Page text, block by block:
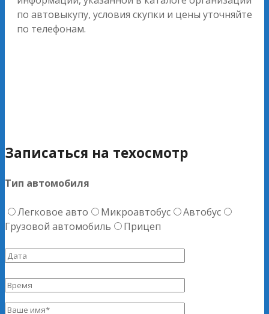
по автовыкупу, условия скупки и цены уточняйте
по телефонам.
Записаться на техосмотр
Тип автомобиля
Легковое авто Микроавтобус
Автобус
Грузовой автомобиль
Прицеп